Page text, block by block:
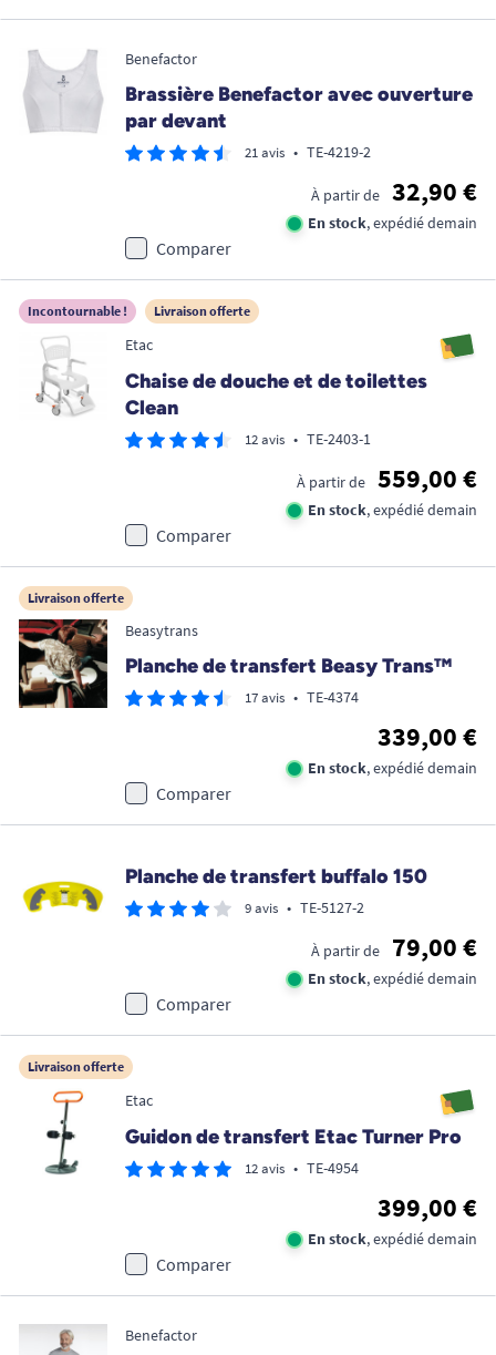
Benefactor
Brassière Benefactor avec ouverture
par devant
21 avis • TE-4219-2
À partir de 32,90 €
En stock, expédié demain
Comparer
Incontournable ! Livraison offerte
Etac
Chaise de douche et de toilettes
Clean
12 avis • TE-2403-1
À partir de 559,00 €
En stock, expédié demain
Comparer
Livraison offerte
Beasytrans
Planche de transfert Beasy Trans™
17 avis • TE-4374
339,00 €
En stock, expédié demain
Comparer
Planche de transfert buffalo 150
9 avis • TE-5127-2
À partir de 79,00 €
En stock, expédié demain
Comparer
Livraison offerte
Etac
Guidon de transfert Etac Turner Pro
12 avis • TE-4954
399,00 €
En stock, expédié demain
Comparer
Benefactor